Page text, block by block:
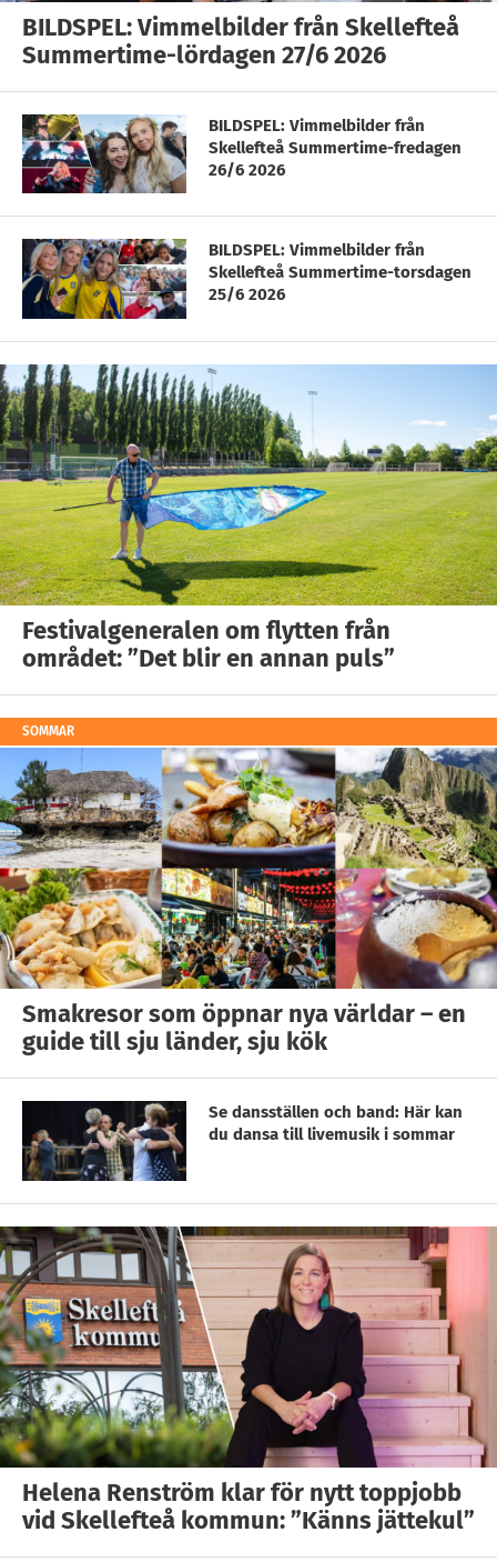
BILDSPEL: Vimmelbilder från Skellefteå
Summertime-lördagen 27/6 2026
BILDSPEL: Vimmelbilder från
Skellefteå Summertime-fredagen
26/6 2026
BILDSPEL: Vimmelbilder från
Skellefteå Summertime-torsdagen
25/6 2026
Festivalgeneralen om flytten från
området: ”Det blir en annan puls”
SOMMAR
Smakresor som öppnar nya världar – en
guide till sju länder, sju kök
Se dansställen och band: Här kan
du dansa till livemusik i sommar
Helena Renström klar för nytt toppjobb
vid Skellefteå kommun: ”Känns jättekul”